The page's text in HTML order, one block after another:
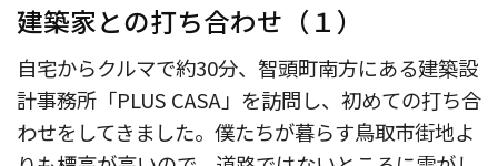
建築家との打ち合わせ（１）
自宅からクルマで約30分、智頭町南方にある建築設
計事務所「PLUS CASA」を訪問し、初めての打ち合
わせをしてきました。僕たちが暮らす鳥取市街地よ